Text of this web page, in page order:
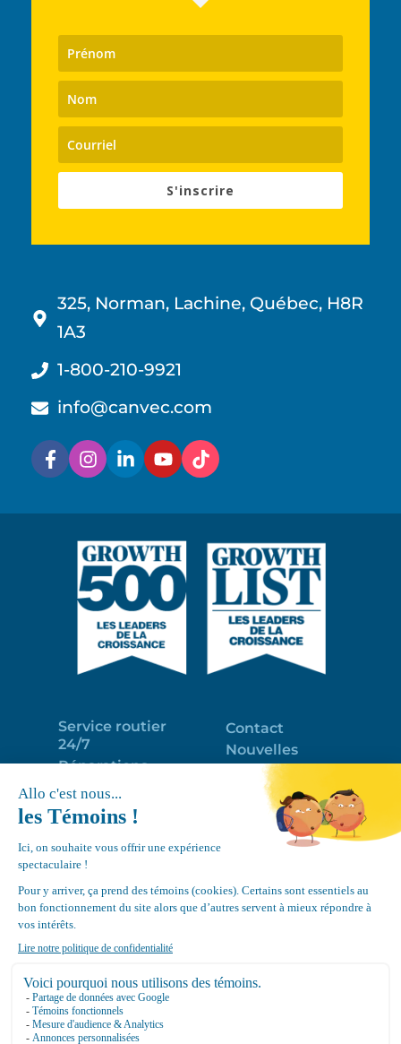
S'inscrire
325, Norman, Lachine, Québec, H8R
1A3
1-800-210-9921
info@canvec.com
Service routier
24/7
Réparations
Programme
d’entretien
Déneigement
de toits
Équipements
Contact
Nouvelles
Portail clients
Emploi
Politique de
Google
4.7